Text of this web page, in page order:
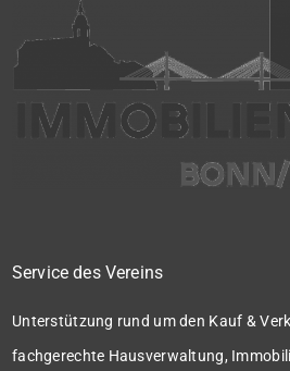
Service des Vereins
Unterstützung rund um den Kauf &
fachgerechte Hausverwaltung,